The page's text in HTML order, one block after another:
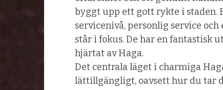
byggt upp ett gott rykte i staden.
servicenivå, personlig service
står i fokus. De har en fantastisk
hjärtat av Haga.
Det centrala läget i charmiga Haga
lättillgängligt, oavsett hur du tar